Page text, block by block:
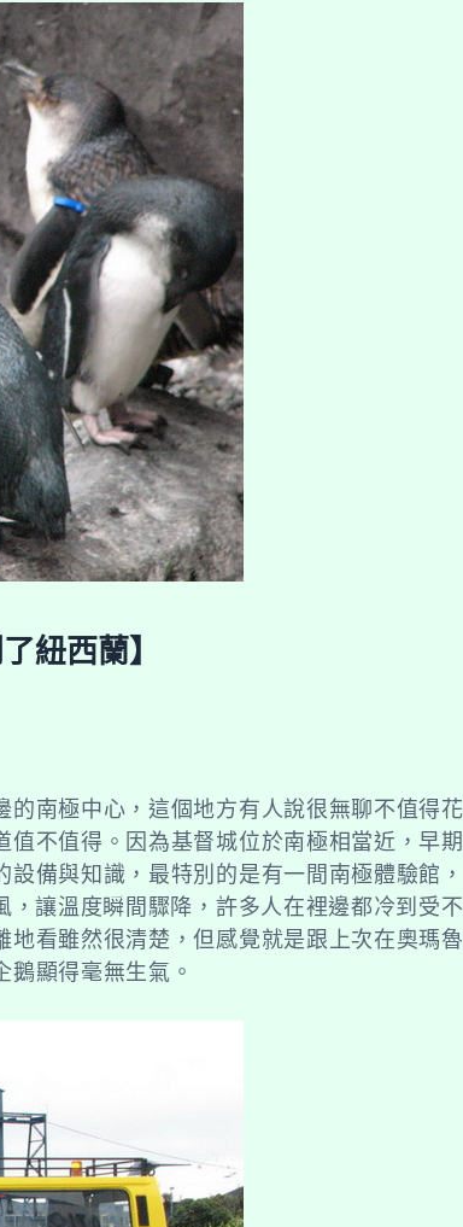
紐西蘭】
南極中心，這個地方有人說很無聊不值得花
不值得。因為基督城位於南極相當近，早期
備與知識，最特別的是有一間南極體驗館，
讓溫度瞬間驟降，許多人在裡邊都冷到受不
看雖然很清楚，但感覺就是跟上次在奧瑪魯
顯得毫無生氣。